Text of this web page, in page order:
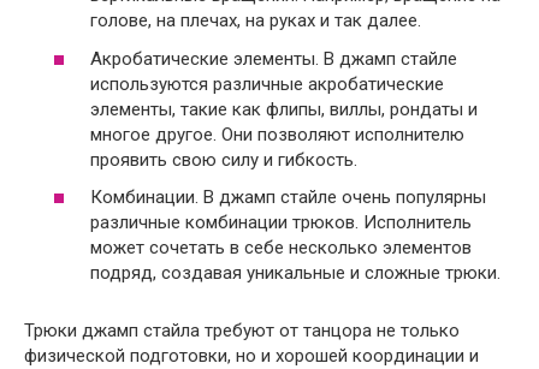
голове, на плечах, на руках и так далее.
Акробатические элементы. В джамп стайле
используются различные акробатические
элементы, такие как флипы, виллы, рондаты и
многое другое. Они позволяют исполнителю
проявить свою силу и гибкость.
Комбинации. В джамп стайле очень популярны
различные комбинации трюков. Исполнитель
может сочетать в себе несколько элементов
подряд, создавая уникальные и сложные трюки.
Трюки джамп стайла требуют от танцора не только
физической подготовки, но и хорошей координации и